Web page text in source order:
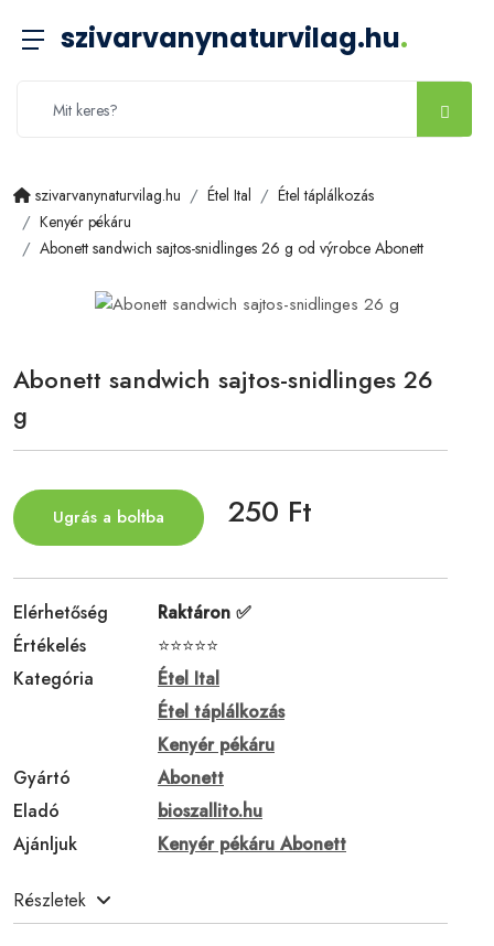
szivarvanynaturvilag.hu.
szivarvanynaturvilag.hu Étel Ital
Étel táplálkozás
Kenyér pékáru
Abonett sandwich sajtos-snidlinges 26 g od výrobce Abonett
Abonett sandwich sajtos-snidlinges 26
g
Ugrás a boltba 250 Ft
Elérhetőség
Raktáron ✅
Értékelés
⭐⭐⭐⭐⭐
Kategória
Étel Ital
Étel táplálkozás
Kenyér pékáru
Gyártó
Abonett
Eladó
bioszallito.hu
Ajánljuk
Kenyér pékáru Abonett
Részletek